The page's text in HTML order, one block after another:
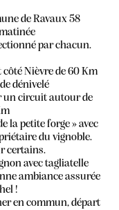
de Ravaux 58
par chacun.
Nièvre de 60 Km
dénivelé
un circuit autour de
la petite forge » avec
du vignoble.
certains.
avec tagliatelle
ambiance assurée
!
en commun, départ